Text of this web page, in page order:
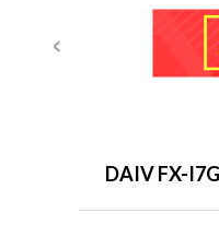
DAIV FX-